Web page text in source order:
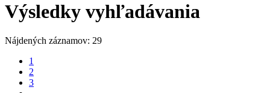
Výsledky vyhľadávania
Nájdených záznamov: 29
1
2
3